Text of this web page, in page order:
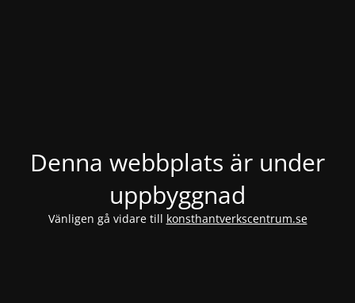
Denna webbplats är under
uppbyggnad
Vänligen gå vidare till konsthantverkscentrum.se